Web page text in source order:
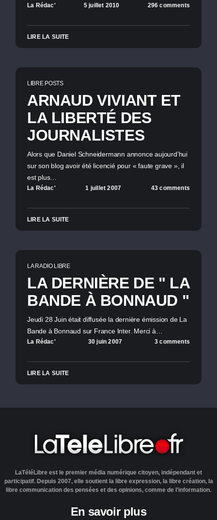
La Rédac' 5 juillet 2010 296 comments
LIRE LA SUITE
LIBRE POSTS
ARNAUD VIVIANT ET
LA LIBERTÉ DES
JOURNALISTES
Alors que Daniel Schneidermann annonce aujourd’hui
sur son blog avoir été licencié pour « faute grave », il
est plus…
La Rédac' 1 juillet 2007 43 comments
LIRE LA SUITE
LA RADIO LIBRE
LA DERNIÈRE DE " LA
BANDE À BONNAUD "
Jeudi 28 Juin était diffusée la dernière émission de La
Bande à Bonnaud sur France Inter. Merci à…
La Rédac' 30 juin 2007 3 comments
LIRE LA SUITE
LaTéléLibre est le premier média numérique citoyen, indépendant et
participatif. Depuis 2007, elle soutient la libre expression, la libre création, la
libre communication des pensées et des opinions, comme de l’information.
En savoir plus